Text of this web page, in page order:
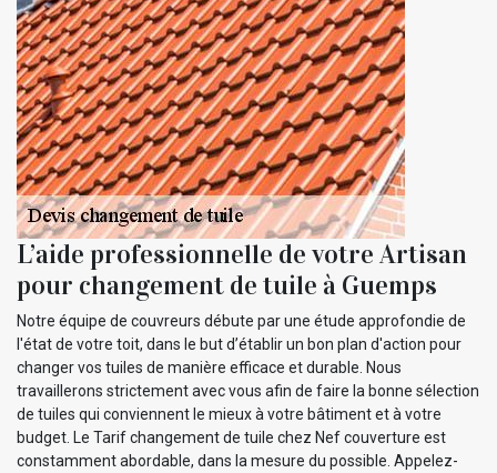
L’aide professionnelle de votre Artisan
pour changement de tuile à Guemps
Notre équipe de couvreurs débute par une étude approfondie de
l'état de votre toit, dans le but d’établir un bon plan d'action pour
changer vos tuiles de manière efficace et durable. Nous
travaillerons strictement avec vous afin de faire la bonne sélection
de tuiles qui conviennent le mieux à votre bâtiment et à votre
budget. Le Tarif changement de tuile chez Nef couverture est
constamment abordable, dans la mesure du possible. Appelez-